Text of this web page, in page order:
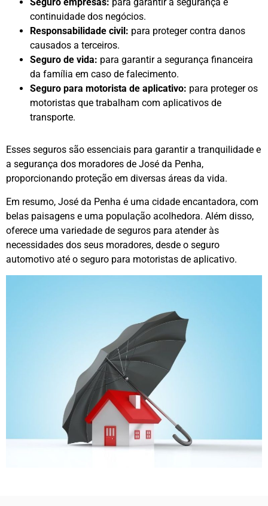
Seguro empresas: para garantir a segurança e
continuidade dos negócios.
Responsabilidade civil: para proteger contra danos
causados a terceiros.
Seguro de vida: para garantir a segurança financeira
da família em caso de falecimento.
Seguro para motorista de aplicativo: para proteger os
motoristas que trabalham com aplicativos de
transporte.
Esses seguros são essenciais para garantir a tranquilidade e
a segurança dos moradores de José da Penha,
proporcionando proteção em diversas áreas da vida.
Em resumo, José da Penha é uma cidade encantadora, com
belas paisagens e uma população acolhedora. Além disso,
oferece uma variedade de seguros para atender às
necessidades dos seus moradores, desde o seguro
automotivo até o seguro para motoristas de aplicativo.